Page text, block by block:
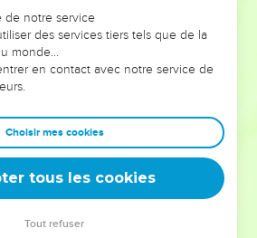
on voit moins les doutes, les erreurs
qu'ils ont traversés, alors même que ce
qui les ont façonnés.
leaders, entrepreneurs, et responsables
plus de sagesse afin que leurs erreurs
Que vous guidiez un ministère, une
une famille, leur expérience est faite
de notre service
des services tiers tels que de la
monde…
en contact avec notre service de
Choisir mes cookies
tous les cookies
Tout refuser